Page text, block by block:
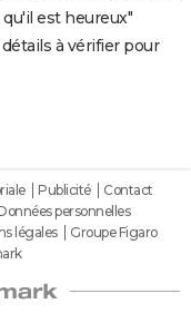
est heureux"
à vérifier pour
Publicité
Contact
personnelles
légales
Groupe Figaro